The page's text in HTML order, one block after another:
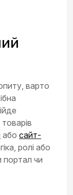
варто
або сайт-
ролі або
портал чи